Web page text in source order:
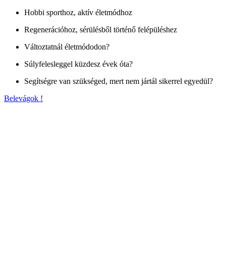
Hobbi sporthoz, aktív életmódhoz
Regenerációhoz, sérülésből történő felépüléshez
Változtatnál életmódodon?
Súlyfelesleggel küzdesz évek óta?
Segítségre van szükséged, mert nem jártál sikerrel egyedül?
Belevágok !